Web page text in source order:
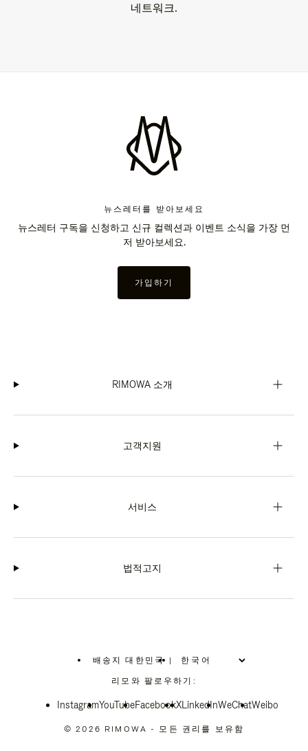
네트워크.
뉴스레터를 받아보세요
뉴스레터 구독을 신청하고 신규 컬렉션과 이벤트 소식을 가장 먼
저 받아보세요.
가입하기
RIMOWA 소개
고객지원
서비스
법적고지
배송지 대한민국
위
치
선
십
|
리모와 팔로우하기:
InstagramYouTubeFacebookXLinkedInWeChatWeibo
© 2026 RIMOWA - 모든 권리를 보유함